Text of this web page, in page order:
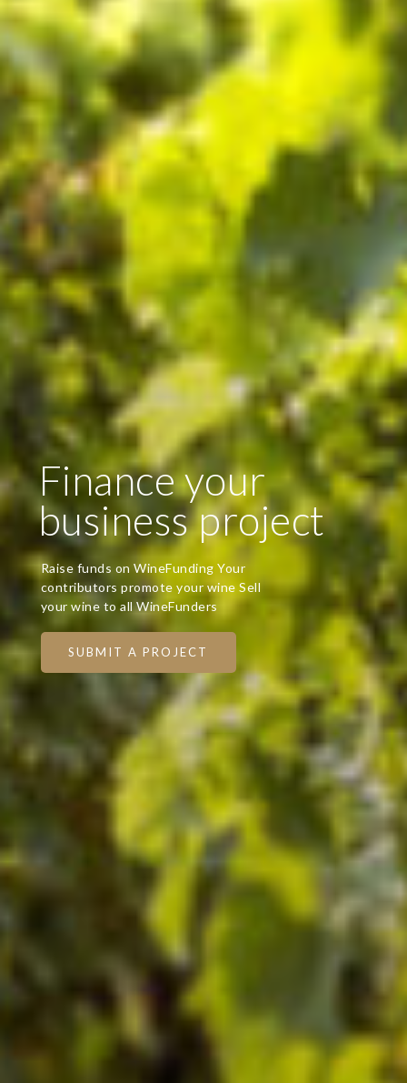
Finance your
business project
Raise funds on WineFunding Your
contributors promote your wine Sell
your wine to all WineFunders
SUBMIT A PROJECT